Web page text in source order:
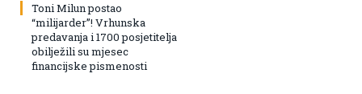
Toni Milun postao
“milijarder”! Vrhunska
predavanja i 1700 posjetitelja
obilježili su mjesec
financijske pismenosti